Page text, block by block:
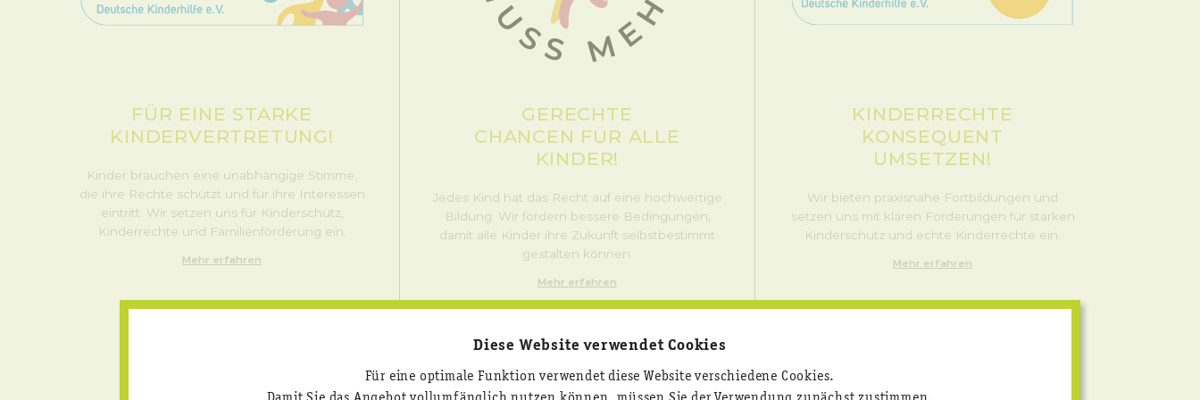
FÜR EINE STARKE
KINDERVERTRETUNG!
Kinder brauchen eine unabhängige Stimme,
die ihre Rechte schützt und für ihre Interessen
eintritt. Wir setzen uns für Kinderschutz,
Kinderrechte und Familienförderung ein.
Mehr erfahren
GERECHTE
CHANCEN FÜR ALLE
KINDER!
Jedes Kind hat das Recht auf eine hochwertige
Bildung. Wir fordern bessere Bedingungen,
damit alle Kinder ihre Zukunft selbstbestimmt
gestalten können.
Mehr erfahren
KINDERRECHTE
KONSEQUENT
UMSETZEN!
Wir bieten praxisnahe Fortbildungen und
setzen uns mit klaren Forderungen für starken
Kinderschutz und echte Kinderrechte ein.
Mehr erfahren
Diese Website verwendet Cookies
Für eine optimale Funktion verwendet diese Website verschiedene Cookies.